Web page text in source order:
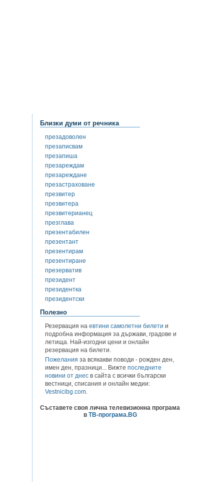
Близки думи от речника
презадоволен
презаписвам
презапиша
презареждам
презареждане
презастраховане
презвитер
презвитера
презвитерианец
презглава
презентабилен
презентант
презентирам
презентиране
презерватив
президент
президентка
президентски
Полезно
Резервация на евтини самолетни билети и
подробна информация за държави, градове и
летища. Най-изгодни цени и онлайн
резервация на билети.
Пожелания за всякакви поводи - рожден ден,
имен ден, празници... Вижте последните
новини от днес в сайта с всички български
вестници, списания и онлайн медии:
Vestnicibg.com.
Съставете своя лична телевизионна програма
в ТВ-програма.BG